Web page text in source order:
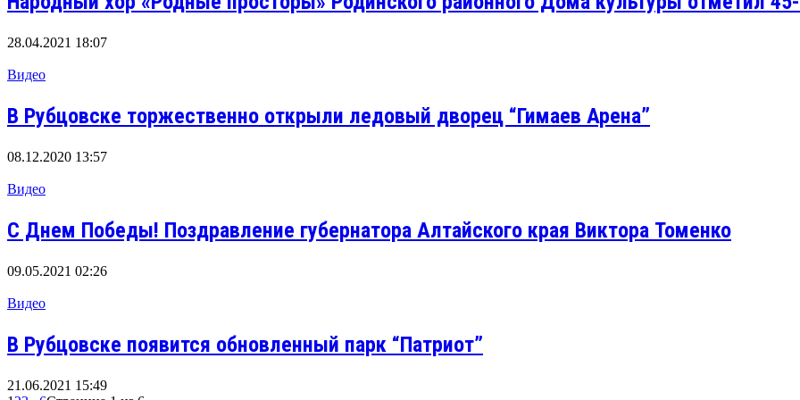
28.04.2021 18:07
Видео
В Рубцовске торжественно открыли ледовый дворец “Гимаев Арена”
08.12.2020 13:57
Видео
С Днем Победы! Поздравление губернатора Алтайского края Виктора Томенко
09.05.2021 02:26
Видео
В Рубцовске появится обновленный парк “Патриот”
21.06.2021 15:49